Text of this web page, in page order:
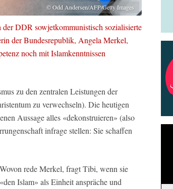
© Odd Andersen/AFP/Getty Images
der DDR sowjetkommunistisch sozialisierte
der Bundesrepublik, Angela Merkel,
noch mit Islamkenntnissen
zu den zentralen Leistungen der
zu verwechseln). Die heutigen
Aussage alles «dekonstruieren» (also
infrage stellen: Sie schaffen
Wovon rede Merkel, fragt Tibi, wenn sie
«den Islam» als Einheit anspräche und